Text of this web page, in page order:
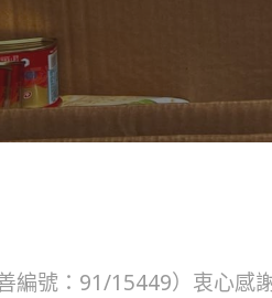
編號：91/15449）衷心感